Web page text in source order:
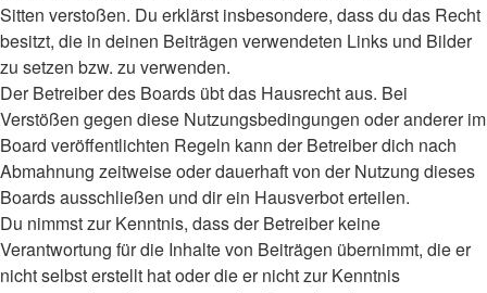
Sitten verstoßen. Du erklärst insbesondere, dass du das Recht
besitzt, die in deinen Beiträgen verwendeten Links und Bilder
zu setzen bzw. zu verwenden.
Der Betreiber des Boards übt das Hausrecht aus. Bei
Verstößen gegen diese Nutzungsbedingungen oder anderer im
Board veröffentlichten Regeln kann der Betreiber dich nach
Abmahnung zeitweise oder dauerhaft von der Nutzung dieses
Boards ausschließen und dir ein Hausverbot erteilen.
Du nimmst zur Kenntnis, dass der Betreiber keine
Verantwortung für die Inhalte von Beiträgen übernimmt, die er
nicht selbst erstellt hat oder die er nicht zur Kenntnis